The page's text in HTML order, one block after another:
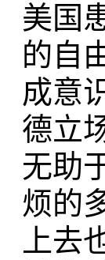
美国
的自
成意
德立
无助
烦的
上去